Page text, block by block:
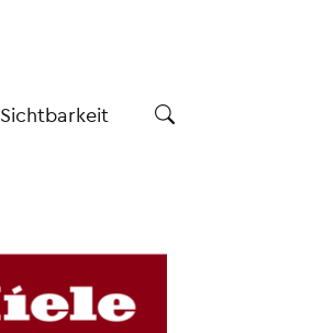
Sichtbarkeit